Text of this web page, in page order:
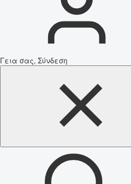
Γεια σας, Σύνδεση